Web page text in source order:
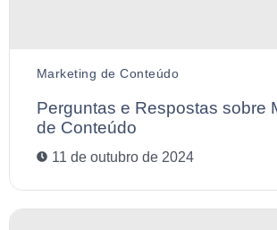
Marketing de Conteúdo
Perguntas e Respostas sobre
de Conteúdo
11 de outubro de 2024